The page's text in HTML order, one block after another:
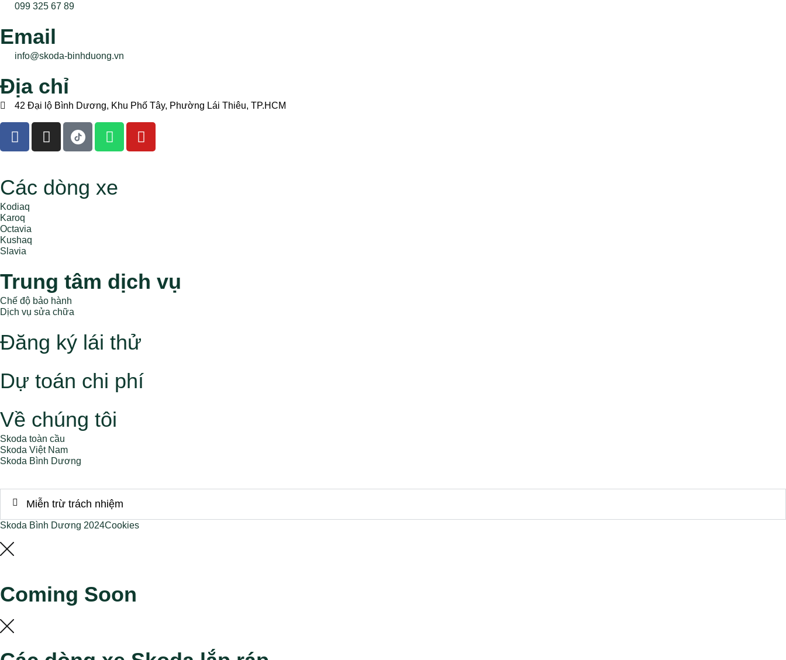
099 325 67 89
Email
info@skoda-binhduong.vn
Địa chỉ
42 Đại lộ Bình Dương, Khu Phố Tây, Phường Lái Thiêu, TP.HCM
Các dòng xe
Kodiaq
Karoq
Octavia
Kushaq
Slavia
Trung tâm dịch vụ
Chế độ bảo hành
Dịch vụ sửa chữa
Đăng ký lái thử
Dự toán chi phí
Về chúng tôi
Skoda toàn cầu
Skoda Việt Nam
Skoda Bình Dương
Miễn trừ trách nhiệm
Skoda Bình Dương 2024Cookies
Coming Soon